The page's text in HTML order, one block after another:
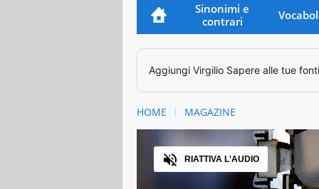
Sinonimi e
contrari
Aggiungi Virgilio Sapere alle tue
HOME MAGAZINE
Audio
RIATTIVA L'AUDIO